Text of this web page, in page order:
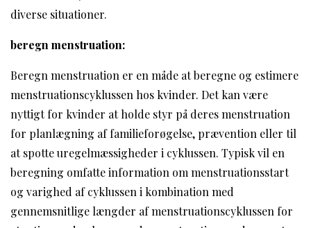
diverse situationer.
beregn menstruation:
Beregn menstruation er en måde at beregne og estimere
menstruationscyklussen hos kvinder. Det kan være
nyttigt for kvinder at holde styr på deres menstruation
for planlægning af familieforøgelse, prævention eller til
at spotte uregelmæssigheder i cyklussen. Typisk vil en
beregning omfatte information om menstruationsstart
og varighed af cyklussen i kombination med
gennemsnitlige længder af menstruationscyklussen for